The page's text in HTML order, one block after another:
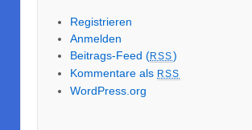
Registrieren
Anmelden
Beitrags-Feed (RSS)
Kommentare als RSS
WordPress.org